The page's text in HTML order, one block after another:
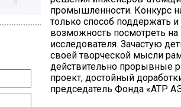
промышленности. Конкурс
только способ поддержать
возможность посмотреть
исследователя. Зачастую
своей творческой мысли
действительно прорывные
проект, достойный
председатель Фонда «АТР